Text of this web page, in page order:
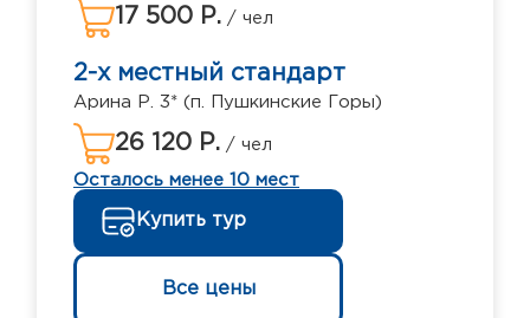
17 500 Р. / чел
2-х местный стандарт
Арина Р. 3* (п. Пушкинские Горы)
26 120 Р. / чел
Осталось менее 10 мест
Купить тур
Все цены